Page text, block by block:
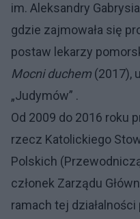
im. Aleksandry
gdzie zajmowała się
postaw lekarzy
Mocni duchem (2017),
„Judymów” .
Od 2009 do 2016 roku
rzecz Katolickiego
Polskich
członek Zarządu
ramach tej działalności